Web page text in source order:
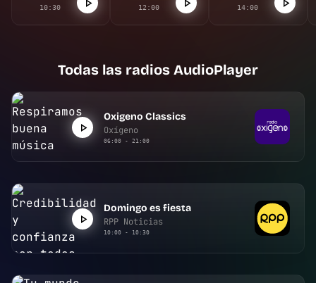
10:30
12:00
14:00
Todas las radios AudioPlayer
Oxigeno Classics
Oxígeno
06:00 - 21:00
Domingo es fiesta
RPP Noticias
10:00 - 10:30